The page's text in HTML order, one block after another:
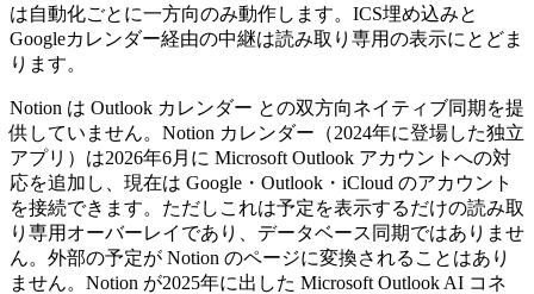
は自動化ごとに一方向のみ動作します。ICS埋め込みと
Googleカレンダー経由の中継は読み取り専用の表示にとどま
ります。
Notion は Outlook カレンダー との双方向ネイティブ同期を提
供していません。Notion カレンダー（2024年に登場した独立
アプリ）は2026年6月に Microsoft Outlook アカウントへの対
応を追加し、現在は Google・Outlook・iCloud のアカウント
を接続できます。ただしこれは予定を表示するだけの読み取
り専用オーバーレイであり、データベース同期ではありませ
ん。外部の予定が Notion のページに変換されることはあり
ません。Notion が2025年に出した Microsoft Outlook AI コネ